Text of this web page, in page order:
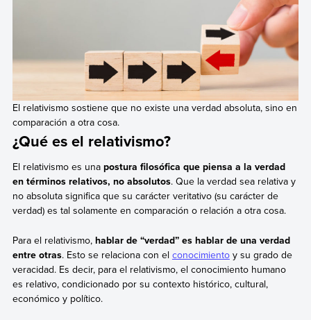
El relativismo sostiene que no existe una verdad absoluta, sino en
comparación a otra cosa.
¿Qué es el relativismo?
El relativismo es una postura filosófica que piensa a la verdad
en términos relativos, no absolutos. Que la verdad sea relativa y
no absoluta significa que su carácter veritativo (su carácter de
verdad) es tal solamente en comparación o relación a otra cosa.
Para el relativismo, hablar de “verdad” es hablar de una verdad
entre otras. Esto se relaciona con el conocimientoy su grado de
veracidad. Es decir, para el relativismo, el conocimiento humano
es relativo, condicionado por su contexto histórico, cultural,
económico y político.